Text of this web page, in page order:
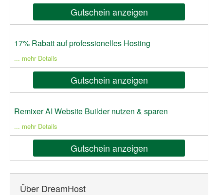
Gutschein anzeigen
17% Rabatt auf professionelles Hosting
... mehr Details
Gutschein anzeigen
Remixer AI Website Builder nutzen & sparen
... mehr Details
Gutschein anzeigen
Über DreamHost